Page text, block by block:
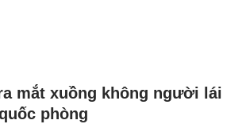
mắt xuồng không người lái
phòng